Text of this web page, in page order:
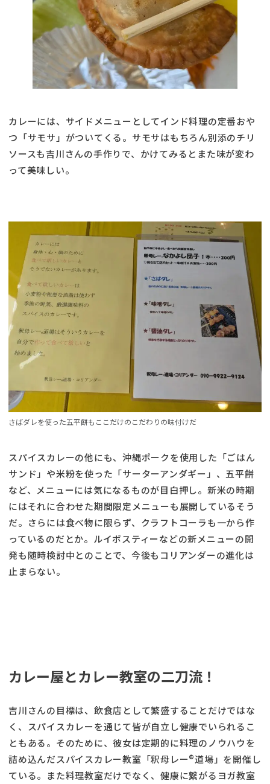
カレーには、サイドメニューとしてインド料理の定番おや
つ「サモサ」がついてくる。サモサはもちろん別添のチリ
ソースも吉川さんの手作りで、かけてみるとまた味が変わ
って美味しい。
さばダレを使った五平餅もここだけのこだわりの味付けだ
スパイスカレーの他にも、沖縄ポークを使用した「ごはん
サンド」や米粉を使った「サーターアンダギー」、五平餅
など、メニューには気になるものが目白押し。新米の時期
にはそれに合わせた期間限定メニューも展開しているそう
だ。さらには食べ物に限らず、クラフトコーラも一から作
っているのだとか。ルイボスティーなどの新メニューの開
発も随時検討中とのことで、今後もコリアンダーの進化は
止まらない。
カレー屋とカレー教室の二刀流！
吉川さんの目標は、飲食店として繁盛することだけではな
く、スパイスカレーを通じて皆が自立し健康でいられるこ
ともある。そのために、彼女は定期的に料理のノウハウを
詰め込んだスパイスカレー教室「釈母レー®道場」を開催し
ている。また料理教室だけでなく、健康に繋がるヨガ教室